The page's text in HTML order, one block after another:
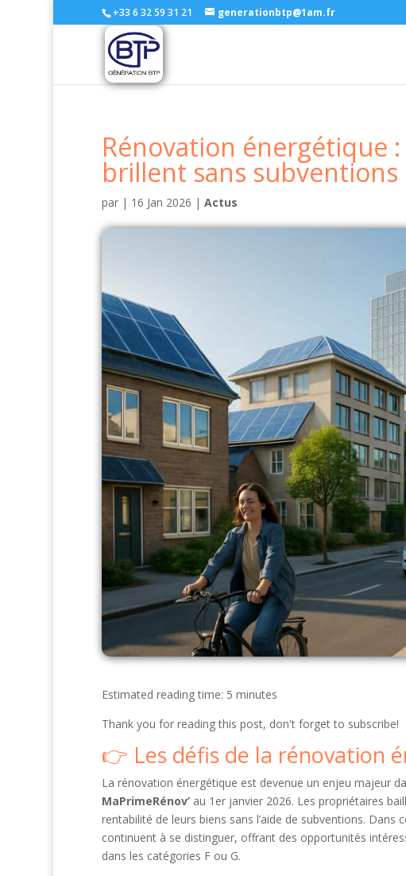
+33 6 32 59 31 21 generationbtp@1am.fr
Rénovation énergétique
brillent sans subventions
par | 16 Jan 2026 | Actus
Estimated reading time: 5 minutes
Thank you for reading this post, don't forget to subscribe!
Les défis de la rénovation
La rénovation énergétique est devenue un enjeu majeur
MaPrimeRénov’au 1er janvier 2026. Les propriétaires
rentabilité de leurs biens sans l’aide de subventions.
continuent à se distinguer, offrant des opportunités
dans les catégories F ou G.